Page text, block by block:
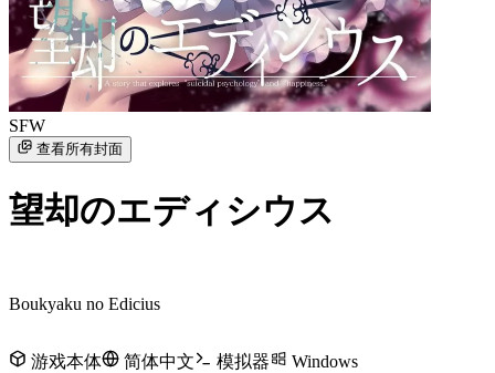
SFW
查看所有封面
望却のエディシウス
Boukyaku no Edicius
游戏本体 简体中文 模拟器 Windows